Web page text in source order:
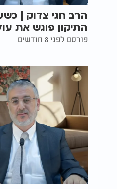
הרב חגי צדוק |
התיקון פוגש את
פורסם לפני 8 חודשים